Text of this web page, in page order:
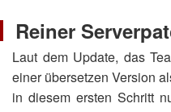
Reiner
Laut dem Update, das
einer übersetzen Version
in diesem ersten Schritt